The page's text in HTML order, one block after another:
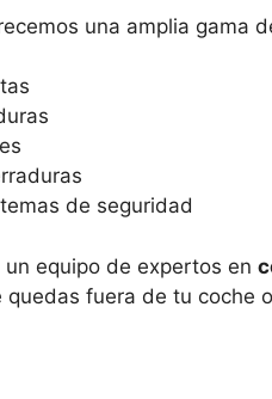
una amplia gama
de seguridad
equipo de expertos en
fuera de tu coche